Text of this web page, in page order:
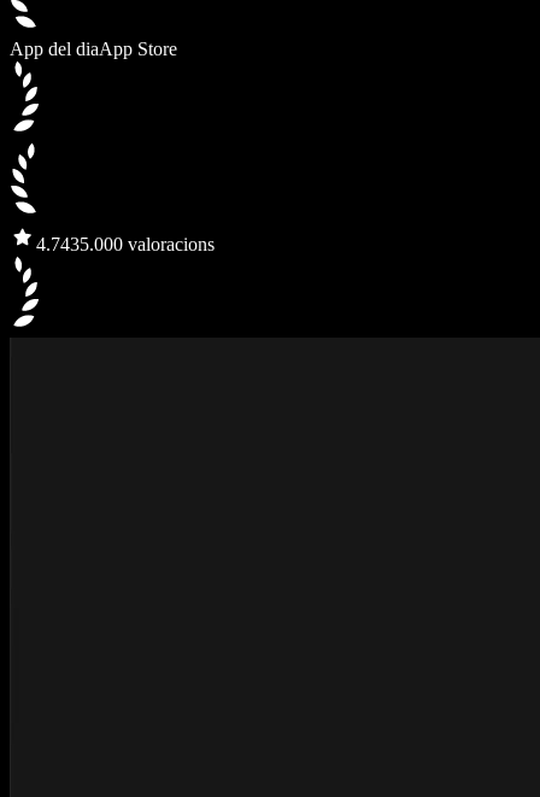
App del diaApp Store
4.7435.000 valoracions